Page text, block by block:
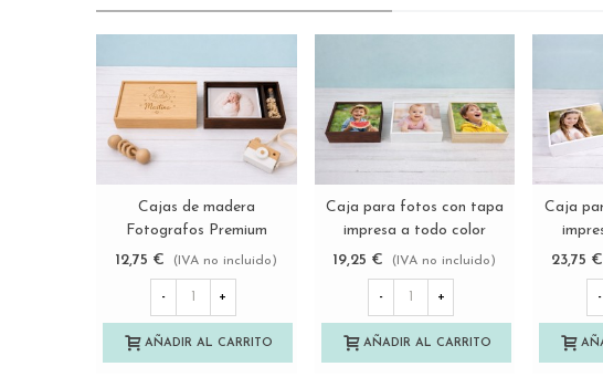
Ver más
Cajas de madera
Fotografos Premium
Ref.P1454DPRE
12,75 € (IVA no incluido)
- +
AÑADIR AL CARRITO
Ver más
Caja para fotos con tapa
impresa a todo color
PF1015 y PF1318
Ref.PF1IM
19,25 € (IVA no incluido)
- +
AÑADIR AL CARRITO
Caja
23,75 €
-